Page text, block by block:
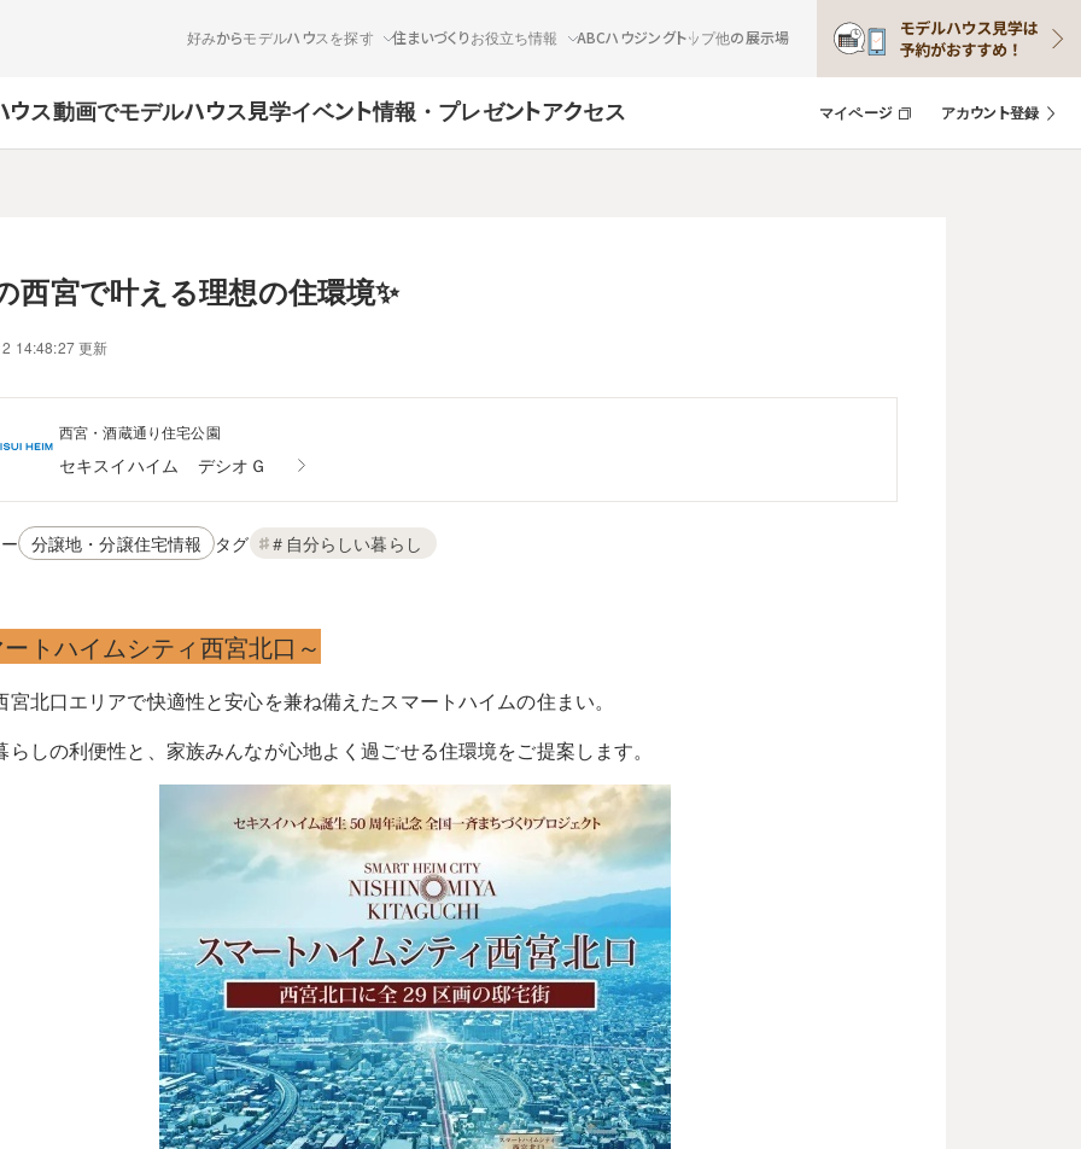
好みからモデルハウスを探す 住まいづくりお役立ち情報 ABCハウジングトップ他の展示場
ウス動画でモデルハウス見学イベント情報・プレゼントアクセス マイページ アカウント登録
西宮で叶える理想の住環境✨
14:48:27 更新
西宮・酒蔵通り住宅公園
セキスイハイム デシオＧ
分譲地・分譲住宅情報 タグ ＃自分らしい暮らし
ートハイムシティ西宮北口～
宮北口エリアで快適性と安心を兼ね備えたスマートハイムの住まい。
らしの利便性と、家族みんなが心地よく過ごせる住環境をご提案します。